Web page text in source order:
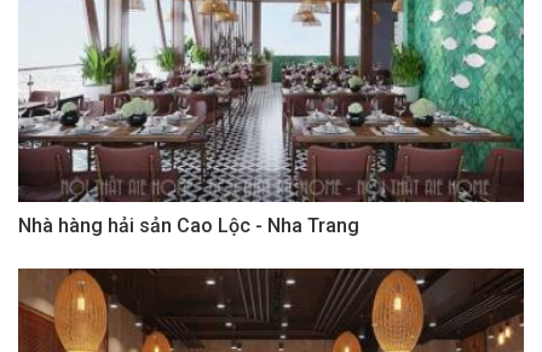
Nhà hàng hải sản Cao Lộc - Nha Trang